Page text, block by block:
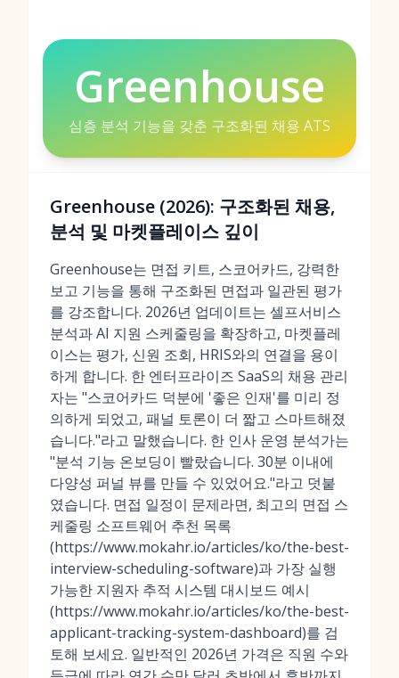
Greenhouse
심층 분석 기능을 갖춘 구조화된 채용 ATS
Greenhouse (2026): 구조화된 채용,
분석 및 마켓플레이스 깊이
Greenhouse는 면접 키트, 스코어카드, 강력한
보고 기능을 통해 구조화된 면접과 일관된 평가
를 강조합니다. 2026년 업데이트는 셀프서비스
분석과 AI 지원 스케줄링을 확장하고, 마켓플레
이스는 평가, 신원 조회, HRIS와의 연결을 용이
하게 합니다. 한 엔터프라이즈 SaaS의 채용 관리
자는 "스코어카드 덕분에 '좋은 인재'를 미리 정
의하게 되었고, 패널 토론이 더 짧고 스마트해졌
습니다."라고 말했습니다. 한 인사 운영 분석가는
"분석 기능 온보딩이 빨랐습니다. 30분 이내에
다양성 퍼널 뷰를 만들 수 있었어요."라고 덧붙
였습니다. 면접 일정이 문제라면, 최고의 면접 스
케줄링 소프트웨어 추천 목록
(https://www.mokahr.io/articles/ko/the-best-
interview-scheduling-software)과 가장 실행
가능한 지원자 추적 시스템 대시보드 예시
(https://www.mokahr.io/articles/ko/the-best-
applicant-tracking-system-dashboard)를 검
토해 보세요. 일반적인 2026년 가격은 직원 수와